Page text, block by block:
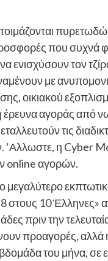
που συχνά
ενισχύσουν τον
με
οικιακού
αγοράς από
τις
η Cyber
online αγορών.
στους 10
πριν την
προαγορές,
του μήνα,